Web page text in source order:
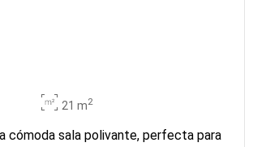
21 m2
cómoda sala polivante, perfecta para